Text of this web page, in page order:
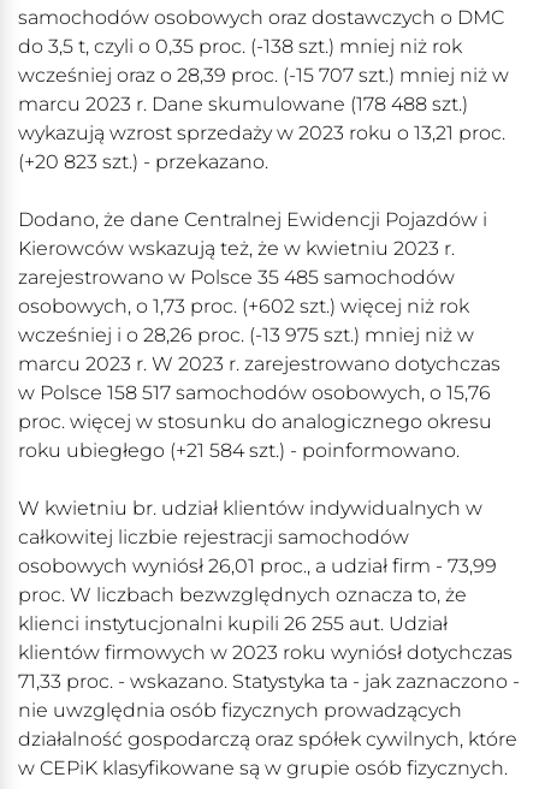
samochodów osobowych oraz dostawczych o DMC
do 3,5 t, czyli o 0,35 proc. (-138 szt.) mniej niż rok
wcześniej oraz o 28,39 proc. (-15 707 szt.) mniej niż w
marcu 2023 r. Dane skumulowane (178 488 szt.)
wykazują wzrost sprzedaży w 2023 roku o 13,21 proc.
(+20 823 szt.) - przekazano.
Dodano, że dane Centralnej Ewidencji Pojazdów i
Kierowców wskazują też, że w kwietniu 2023 r.
zarejestrowano w Polsce 35 485 samochodów
osobowych, o 1,73 proc. (+602 szt.) więcej niż rok
wcześniej i o 28,26 proc. (-13 975 szt.) mniej niż w
marcu 2023 r. W 2023 r. zarejestrowano dotychczas
w Polsce 158 517 samochodów osobowych, o 15,76
proc. więcej w stosunku do analogicznego okresu
roku ubiegłego (+21 584 szt.) - poinformowano.
W kwietniu br. udział klientów indywidualnych w
całkowitej liczbie rejestracji samochodów
osobowych wyniósł 26,01 proc., a udział firm - 73,99
proc. W liczbach bezwzględnych oznacza to, że
klienci instytucjonalni kupili 26 255 aut. Udział
klientów firmowych w 2023 roku wyniósł dotychczas
71,33 proc. - wskazano. Statystyka ta - jak zaznaczono -
nie uwzględnia osób fizycznych prowadzących
działalność gospodarczą oraz spółek cywilnych, które
w CEPiK klasyfikowane są w grupie osób fizycznych.